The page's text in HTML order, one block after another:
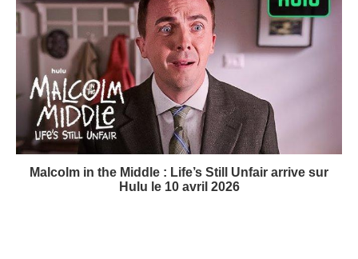
Malcolm in the Middle : Life’s Still Unfair arrive sur
Hulu le 10 avril 2026